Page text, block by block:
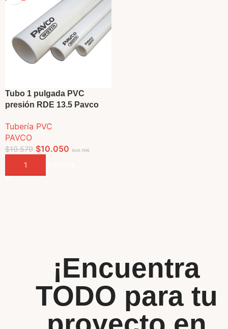
Tubo 1 pulgada PVC
presión RDE 13.5 Pavco
Tubería PVC
PAVCO
$10.579 $10.050 (incl. IVA)
AÑADIR A LA CESTA
¡Encuentra
TODO para tu